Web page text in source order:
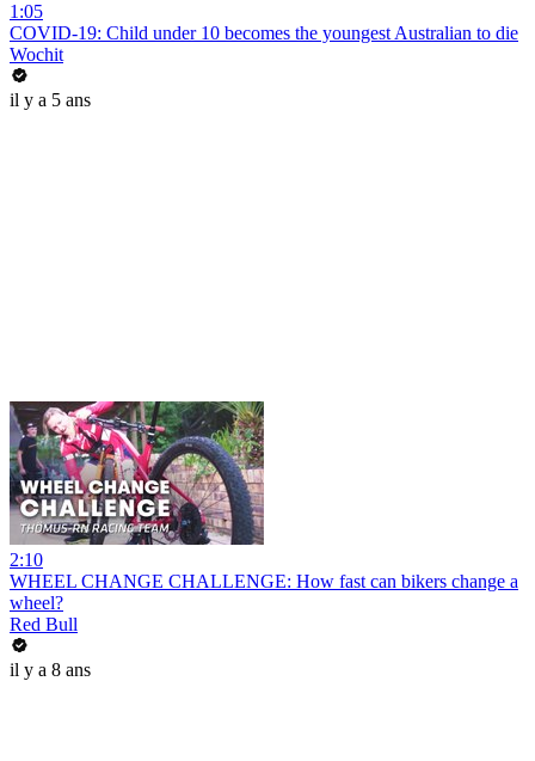
1:05
COVID-19: Child under 10 becomes the youngest Australian to die
Wochit
il y a 5 ans
2:10
WHEEL CHANGE CHALLENGE: How fast can bikers change a
wheel?
Red Bull
il y a 8 ans